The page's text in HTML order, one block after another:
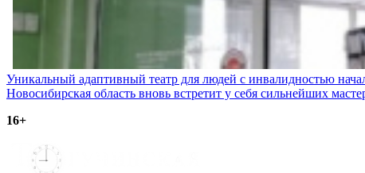
Навигация
по
записям
Уникальный адаптивный театр для людей с инвалидностью
Новосибирская область вновь встретит у себя сильнейших
16+